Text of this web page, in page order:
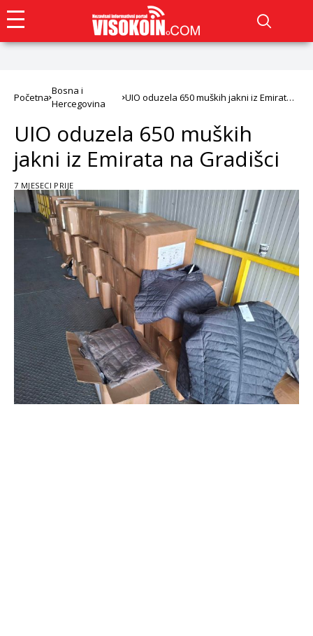
Početna
Bosna i
Hercegovina
UIO oduzela 650 muških jakni iz Emirata
UIO oduzela 650 muških
jakni iz Emirata na Gradišci
7 MJESECI PRIJE